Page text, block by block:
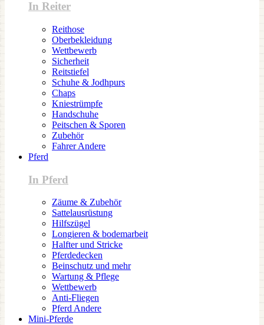
In Reiter
Reithose
Oberbekleidung
Wettbewerb
Sicherheit
Reitstiefel
Schuhe & Jodhpurs
Chaps
Kniestrümpfe
Handschuhe
Peitschen & Sporen
Zubehör
Fahrer Andere
Pferd
In Pferd
Zäume & Zubehör
Sattelausrüstung
Hilfszügel
Longieren & bodemarbeit
Halfter und Stricke
Pferdedecken
Beinschutz und mehr
Wartung & Pflege
Wettbewerb
Anti-Fliegen
Pferd Andere
Mini-Pferde